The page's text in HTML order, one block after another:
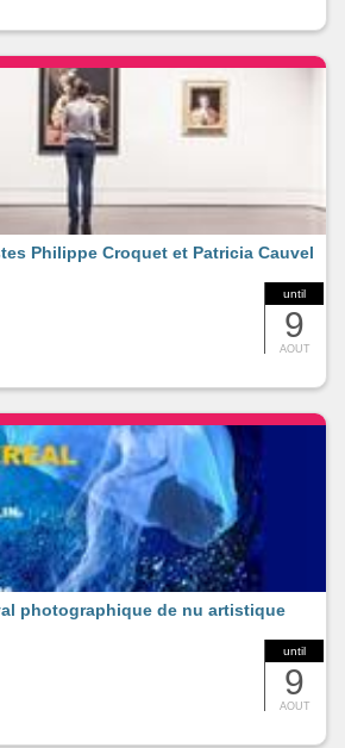
until
9
AOUT
Philippe Croquet et Patricia Cauvel
until
9
AOUT
photographique de nu artistique